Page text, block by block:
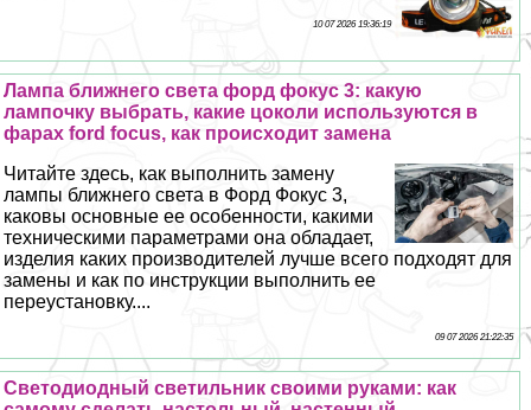
10 07 2026 19:36:19
Лампа ближнего света форд фокус 3: какую
лампочку выбрать, какие цоколи используются в
фарах ford focus, как происходит замена
Читайте здесь, как выполнить замену
лампы ближнего света в Форд Фокус 3,
каковы основные ее особенности, какими
техническими параметрами она обладает,
изделия каких производителей лучше всего подходят для
замены и как по инструкции выполнить ее
переустановку....
09 07 2026 21:22:35
Светодиодный светильник своими руками: как